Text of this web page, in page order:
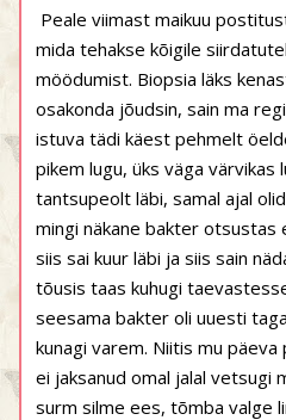
Peale viimast maikuu
mida tehakse kõigile
möödumist. Biopsia läks
osakonda jõudsin, sain ma
istuva tädi käest pehmelt
pikem lugu, üks väga värvikas
tantsupeolt läbi, samal ajal
mingi näkane bakter otsustas
siis sai kuur läbi ja siis sain
tõusis taas kuhugi
seesama bakter oli uuesti
kunagi varem. Niitis mu
ei jaksanud omal jalal vetsugi
surm silme ees, tõmba valge